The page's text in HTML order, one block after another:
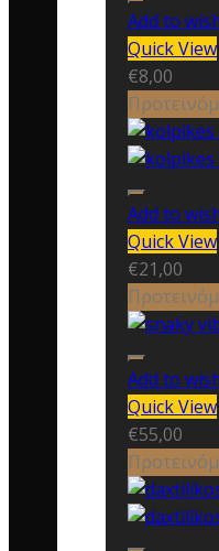
Add to
Quick View
€8,00
Add to
Quick View
€21,00
Add to
Quick View
€55,00